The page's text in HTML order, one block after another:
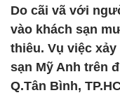
Do cãi vã với
vào khách sạn
thiêu. Vụ việc
sạn Mỹ Anh trên
Q.Tân Bình,